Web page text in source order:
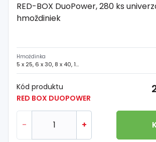
RED-BOX DuoPower, 280 ks
hmoždiniek
Hmoždinka
5 x 25, 6 x 30, 8 x 40, 10 x 50 mm
Kód produktu
RED BOX DUOPOWER
- +